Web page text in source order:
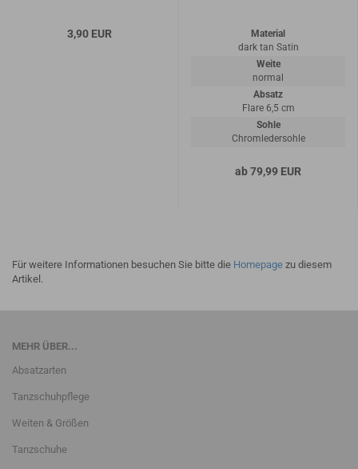
3,90 EUR
Material
dark tan Satin
Weite
normal
Absatz
Flare 6,5 cm
Sohle
Chromledersohle
ab 79,99 EUR
Für weitere Informationen besuchen Sie bitte die Homepage zu diesem
Artikel.
MEHR ÜBER...
Absatzarten
Tanzschuhpflege
Weiten & Größen
Tanzschuhe